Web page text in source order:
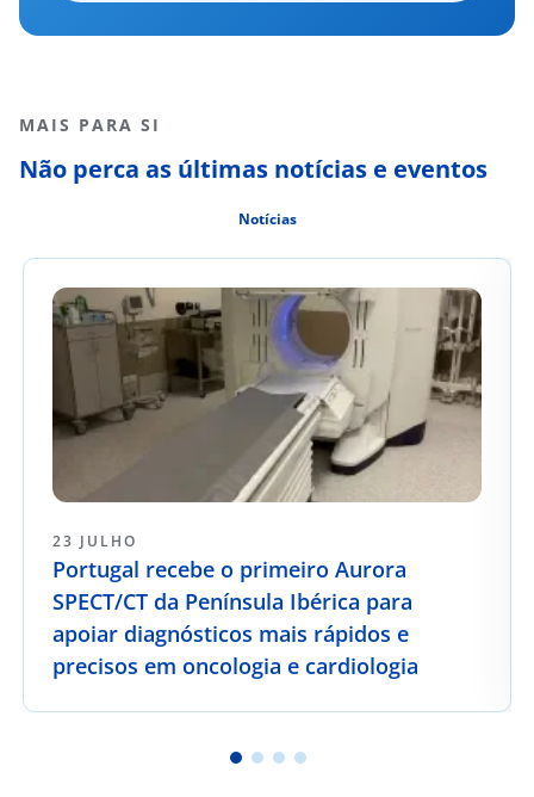
MAIS PARA SI
Não perca as últimas notícias e eventos
Notícias
23 JULHO
Portugal recebe o primeiro Aurora
SPECT/CT da Península Ibérica para
apoiar diagnósticos mais rápidos e
precisos em oncologia e cardiologia